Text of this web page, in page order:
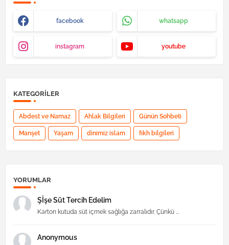
facebook whatsapp
instagram youtube
KATEGORILER
Abdest ve Namaz Ahlak Bilgileri Günün Sohbeti
Manşet Yaşam dinimiz islam fıkh bilgileri
YORUMLAR
Şİşe Süt Tercih Edelim
Karton kutuda süt içmek sağlığa zarralıdır. Çünkü ...
Anonymous